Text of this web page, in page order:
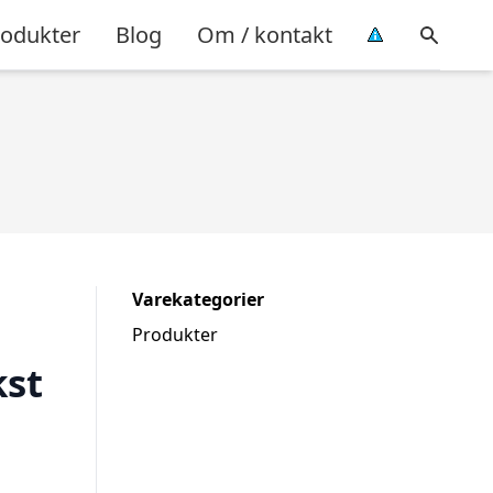
Blog Om / kontakt
Varekategorier
Produkter